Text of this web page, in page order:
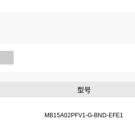
型号
MB15A02PFV1-G-BND-EFE1